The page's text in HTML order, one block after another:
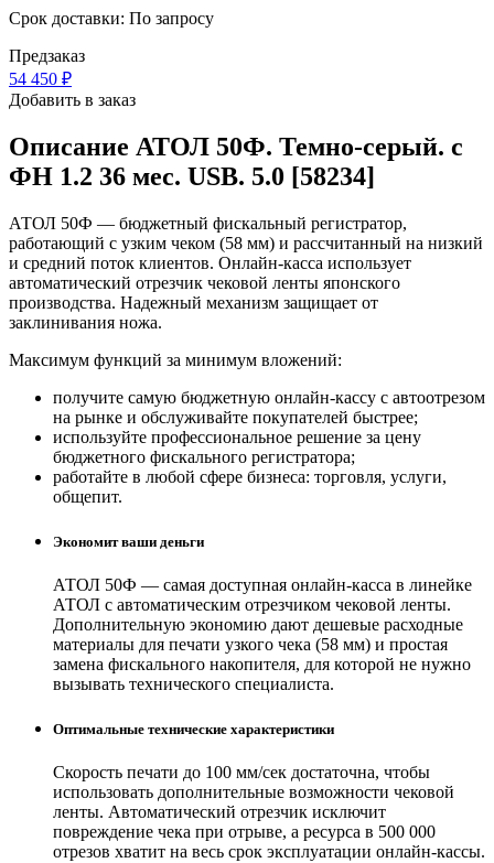
Срок доставки: По запросу
Предзаказ
54 450 ₽
Добавить в заказ
Описание АТОЛ 50Ф. Темно-серый. с
ФН 1.2 36 мес. USB. 5.0 [58234]
АТОЛ 50Ф — бюджетный фискальный регистратор,
работающий с узким чеком (58 мм) и рассчитанный на низкий
и средний поток клиентов. Онлайн-касса использует
автоматический отрезчик чековой ленты японского
производства. Надежный механизм защищает от
заклинивания ножа.
Максимум функций за минимум вложений:
получите самую бюджетную онлайн-кассу с автоотрезом
на рынке и обслуживайте покупателей быстрее;
используйте профессиональное решение за цену
бюджетного фискального регистратора;
работайте в любой сфере бизнеса: торговля, услуги,
общепит.
Экономит ваши деньги
АТОЛ 50Ф — самая доступная онлайн-касса в линейке
АТОЛ с автоматическим отрезчиком чековой ленты.
Дополнительную экономию дают дешевые расходные
материалы для печати узкого чека (58 мм) и простая
замена фискального накопителя, для которой не нужно
вызывать технического специалиста.
Оптимальные технические характеристики
Скорость печати до 100 мм/сек достаточна, чтобы
использовать дополнительные возможности чековой
ленты. Автоматический отрезчик исключит
повреждение чека при отрыве, а ресурса в 500 000
отрезов хватит на весь срок эксплуатации онлайн-кассы.